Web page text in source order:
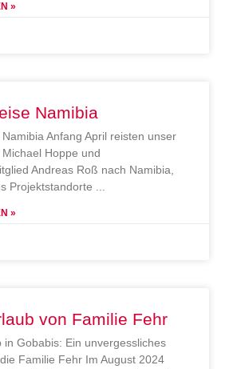
»
Namibia
Anfang April reisten unser
Hoppe und
Andreas Roß nach Namibia,
Projektstandorte
»
von Familie Fehr
in Gobabis: Ein unvergessliches
Familie Fehr Im August 2024